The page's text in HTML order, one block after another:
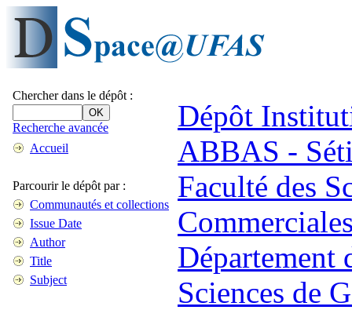
Chercher dans le dépôt :
Recherche avancée
Accueil
Parcourir le dépôt par :
Communautés et collections
Issue Date
Author
Title
Subject
Dépôt
ABBAS -
Faculté des
Département
Sciences de